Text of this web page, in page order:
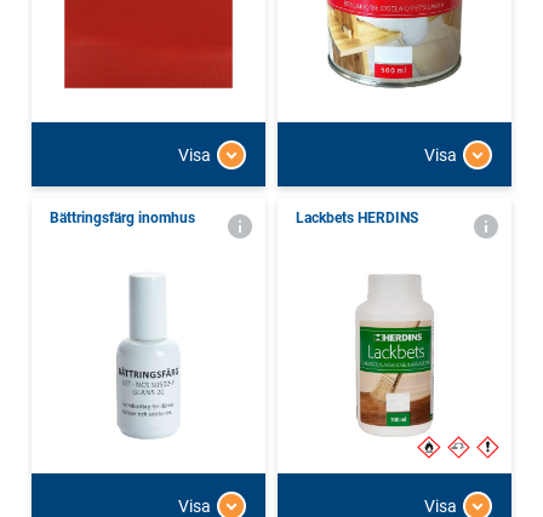
Visa Visa
Bättringsfärg inomhus
Visa
Lackbets HERDINS
Visa